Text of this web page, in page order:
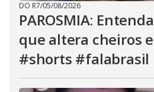
DO R7/05/08/2026
PAROSMIA:
que altera cheiros
#shorts #falabrasil